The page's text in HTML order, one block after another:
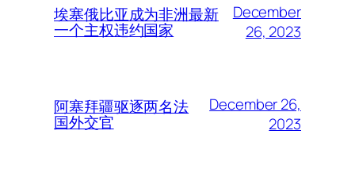
埃塞俄比亚成为非洲最新
一个主权违约国家
December
26, 2023
阿塞拜疆驱逐两名法
国外交官
December 26,
2023